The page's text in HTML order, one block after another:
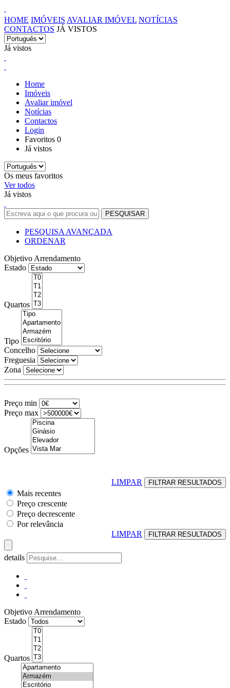
HOME IMÓVEIS AVALIAR IMÓVEL NOTÍCIAS
CONTACTOS JÁ VISTOS
Já vistos
Home
Imóveis
Avaliar imóvel
Notícias
Contactos
Login
Favoritos 0
Já vistos
Os meus favoritos
Ver todos
Já vistos
PESQUISA AVANÇADA
ORDENAR
Objetivo Arrendamento
Estado
Quartos
Tipo
Concelho
Freguesia
Zona
Preço min
Preço max
Opções
LIMPAR
Mais recentes
Preço crescente
Preço decrescente
Por relevância
LIMPAR
details
Objetivo Arrendamento
Estado
Quartos